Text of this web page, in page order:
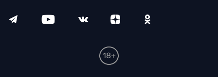
18+